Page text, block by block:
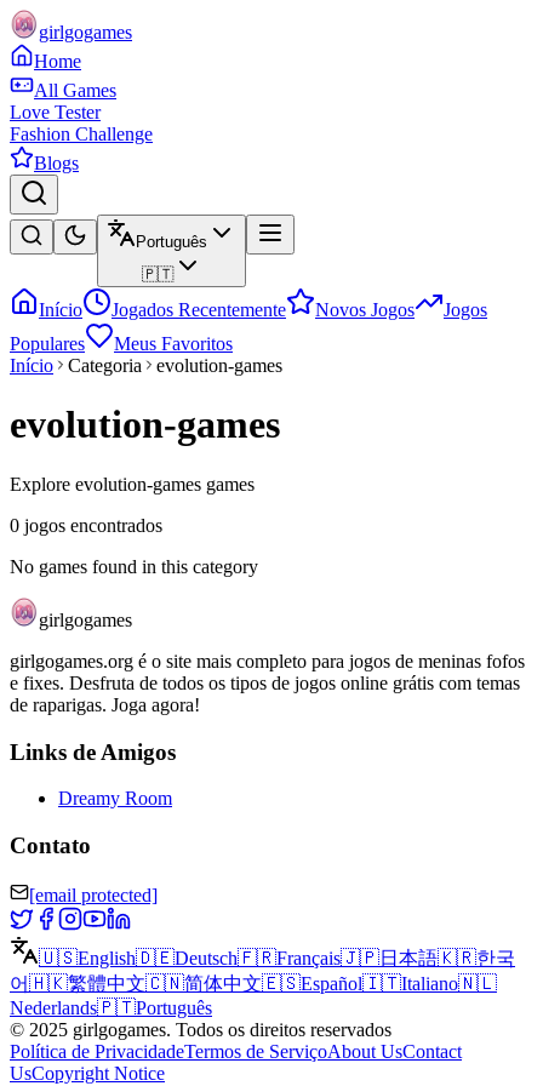
girlgogames
Home
All Games
Love Tester
Fashion Challenge
Blogs
Português
🇵🇹
Início Jogados Recentemente Novos Jogos
Jogos
Populares
Meus Favoritos
Início
Categoria evolution-games
evolution-games
Explore evolution-games games
0 jogos encontrados
No games found in this category
girlgogames
girlgogames.org é o site mais completo para jogos de meninas fofos
e fixes. Desfruta de todos os tipos de jogos online grátis com temas
de raparigas. Joga agora!
Links de Amigos
Dreamy Room
Contato
[email protected]
🇺🇸English🇩🇪Deutsch🇫🇷Français🇯🇵日本語🇰🇷한국
어🇭🇰繁體中文🇨🇳简体中文🇪🇸Español🇮🇹Italiano🇳🇱
Nederlands🇵🇹Português
© 2025 girlgogames. Todos os direitos reservados
Política de PrivacidadeTermos de ServiçoAbout UsContact
UsCopyright Notice